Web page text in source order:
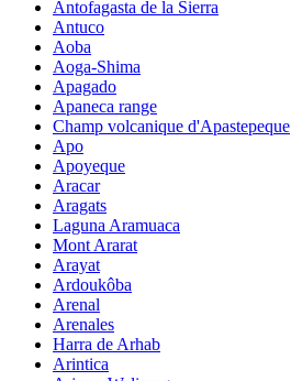
Antofagasta de la Sierra
Antuco
Aoba
Aoga-Shima
Apagado
Apaneca range
Champ volcanique d'Apastepeque
Apo
Apoyeque
Aracar
Aragats
Laguna Aramuaca
Mont Ararat
Arayat
Ardoukôba
Arenal
Arenales
Harra de Arhab
Arintica